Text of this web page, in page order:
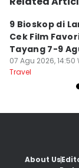
9 Bioskop di
Cek Film
Tayang 7-9
2026
07 Agu 2026, 14:50
Travel
About Us